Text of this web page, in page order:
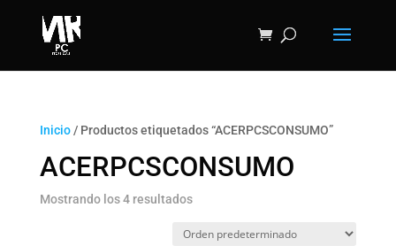
Inicio/ Productos etiquetados “ACERPCSCONSUMO”
ACERPCSCONSUMO
Mostrando los 4 resultados